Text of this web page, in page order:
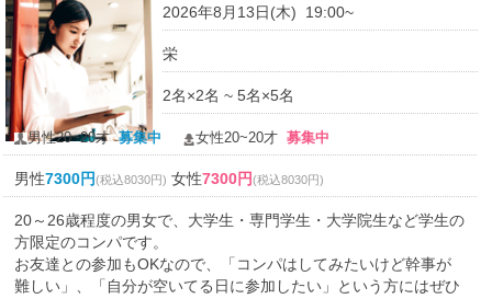
2026年8月13日(木) 19:00~
栄
2名×2名 ~ 5名×5名
男性20~20才募集中 女性20~20才募集中
男性7300円(税込8030円) 女性7300円(税込8030円)
20～26歳程度の男女で、大学生・専門学生・大学院生など学生の
方限定のコンパです。
お友達との参加もOKなので、「コンパはしてみたいけど幹事が
難しい」、「自分が空いてる日に参加したい」という方にはぜひ